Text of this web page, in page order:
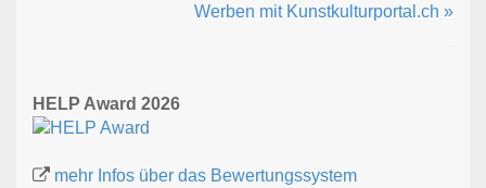
Werben mit Kunstkulturportal.ch »
HELP Award 2026
mehr Infos über das Bewertungssystem